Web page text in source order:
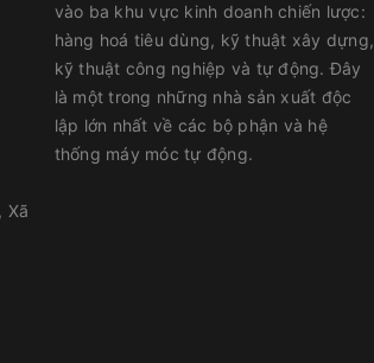
thi công chống thấm.
Xã
vào ba khu vực kinh doanh chiến lược:
hàng hoá tiêu dùng, kỹ thuật xây dựng,
kỹ thuật công nghiệp và tự động. Đây
là một trong những nhà sản xuất độc
lập lớn nhất về các bộ phận và hệ
thống máy móc tự động.